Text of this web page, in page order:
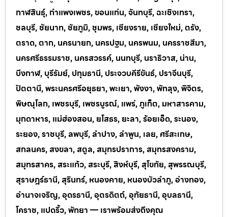
กาฬสินธุ์, กำแพงเพชร, ขอนแก่น, จันทบุรี, ฉะเชิงเทรา,
ชลบุรี, ชัยนาท, ชัยภูมิ, ชุมพร, เชียงราย, เชียงใหม่, ตรัง,
ตราด, ตาก, นครนายก, นครปฐม, นครพนม, นครราชสีมา,
นครศรีธรรมราช, นครสวรรค์, นนทบุรี, นราธิวาส, น่าน,
บึงกาฬ, บุรีรัมย์, ปทุมธานี, ประจวบคีรีขันธ์, ปราจีนบุรี,
ปัตตานี, พระนครศรีอยุธยา, พะเยา, พังงา, พัทลุง, พิจิตร,
พิษณุโลก, เพชรบุรี, เพชรบูรณ์, แพร่, ภูเก็ต, มหาสารคาม,
มุกดาหาร, แม่ฮ่องสอน, ยโสธร, ยะลา, ร้อยเอ็ด, ระนอง,
ระยอง, ราชบุรี, ลพบุรี, ลำปาง, ลำพูน, เลย, ศรีสะเกษ,
สกลนคร, สงขลา, สตูล, สมุทรปราการ, สมุทรสงคราม,
สมุทรสาคร, สระแก้ว, สระบุรี, สิงห์บุรี, สุโขทัย, สุพรรณบุรี,
สุราษฎร์ธานี, สุรินทร์, หนองคาย, หนองบัวลำภู, อ่างทอง,
อำนาจเจริญ, อุดรธานี, อุตรดิตถ์, อุทัยธานี, อุบลธานี,
โคราช, แปดริ้ว, พัทยา — เราพร้อมส่งถึงคุณ